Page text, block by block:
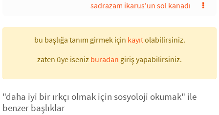
sadrazam ikarus'un sol kanadı
bu başlığa tanım girmek için kayıtolabilirsiniz.
zaten üye iseniz buradan giriş yapabilirsiniz.
"daha iyi bir ırkçı olmak için sosyoloji okumak" ile
benzer başlıklar